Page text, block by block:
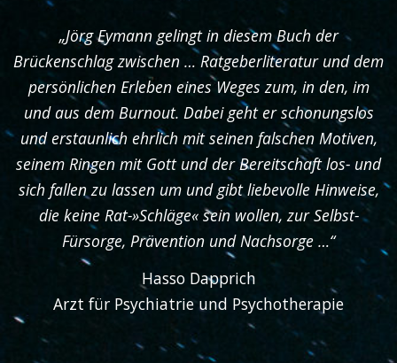
„Jörg Eymann gelingt in diesem Buch der
Brückenschlag zwischen … Ratgeberliteratur und dem
persönlichen Erleben eines Weges zum, in den, im
und aus dem Burnout. Dabei geht er schonungslos
und erstaunlich ehrlich mit seinen falschen Motiven,
seinem Ringen mit Gott und der Bereitschaft los- und
sich fallen zu lassen um und gibt liebevolle Hinweise,
die keine Rat-»Schläge« sein wollen, zur Selbst-
Fürsorge, Prävention und Nachsorge …“
Hasso Dapprich
Arzt für Psychiatrie und Psychotherapie